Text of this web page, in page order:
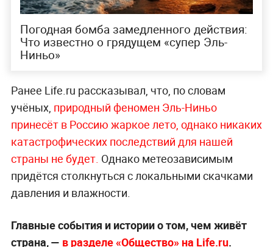
Погодная бомба замедленного действия:
Что известно о грядущем «супер Эль-
Ниньо»
Ранее Life.ru рассказывал, что, по словам
учёных, природный феномен Эль-Ниньо
принесёт в Россию жаркое лето, однако никаких
катастрофических последствий для нашей
страны не будет. Однако метеозависимым
придётся столкнуться с локальными скачками
давления и влажности.
Главные события и истории о том, чем живёт
страна, — в разделе «Общество» на Life.ru.